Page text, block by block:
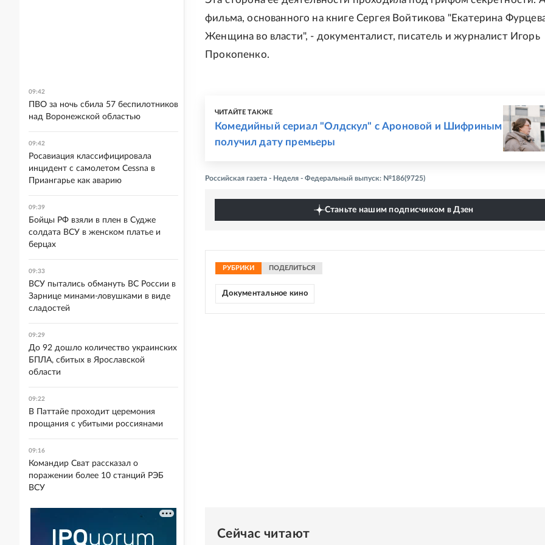
фильма, основанного на книге Сергея Войтикова "Екатерина
Женщина во власти", - документалист, писатель и журналист Игорь
Прокопенко.
ЧИТАЙТЕ ТАКЖЕ
Комедийный сериал "Олдскул" с Ароновой и Шифриным
получил дату премьеры
Российская газета - Неделя - Федеральный выпуск: №186(9725)
Станьте нашим подписчиком в Дзен
РУБРИКИ ПОДЕЛИТЬСЯ
Документальное кино
Сейчас читают
09:42
ПВО за ночь сбила 57 беспилотников
над Воронежской областью
09:42
Росавиация классифицировала
инцидент с самолетом Cessna в
Приангарье как аварию
09:39
Бойцы РФ взяли в плен в Судже
солдата ВСУ в женском платье и
берцах
09:33
ВСУ пытались обмануть ВС России в
Зарнице минами-ловушками в виде
сладостей
09:29
До 92 дошло количество украинских
БПЛА, сбитых в Ярославской
области
09:22
В Паттайе проходит церемония
прощания с убитыми россиянами
09:16
Командир Сват рассказал о
поражении более 10 станций РЭБ
ВСУ